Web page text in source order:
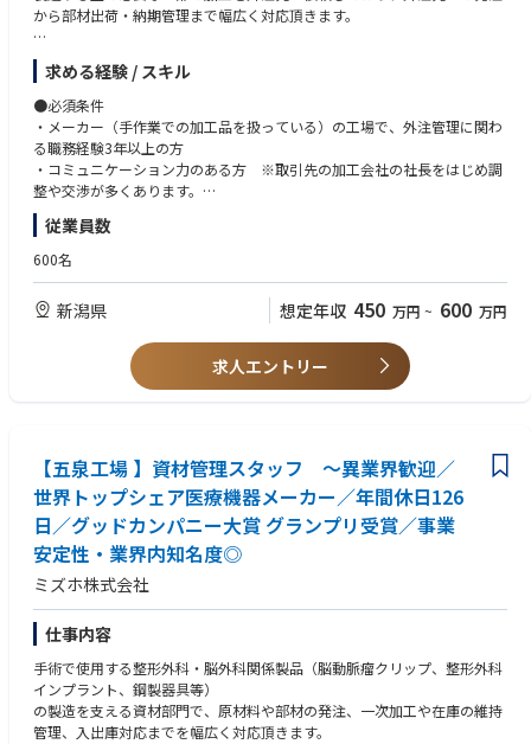
から部材出荷・納期管理まで幅広く対応頂きます。
【仕事の内容】
・取引先や外注先への見積依頼、価格交渉、発注書作成、納期管理、入庫
処理
・外注先への部材持ち込みのための梱包、搬入作業と引き取り など
※重量のある材料や部材を扱うため、男性を想定した採用になります。
（その他補足情報）
・五泉工場は主力製品である脳外科・整形外科関係製品を開発設計・製造
「脳動脈瘤クリップ」「整形外科インプラント」「鋼製器具」「人工関
節」等
・材料となる金属部材を仕入れて、機械や職人の手による加工により、最
終製品へ仕上げていく加工工場になります。
工場全体 241名 部門全体26名 内今回募集ポジション 6名（正社
員2名 パート4名）
日本から世界へ。当社の医療機器は、世界数十か国で採用されています。
人々の生命・健康を預かる医療現場でトップクラスシェアを持ち、"グロ
ーバル・スタンダード"として認められています。
１．世界初の全油圧式手術台 ～ 医療先進国である日本・アメリカで手術
台トップクラス・シェア
２．脳動脈瘤「杉田クリップ」 ～ 国内約70％・世界約40％のシェア、年
間10万個を世界50ヶ国へ供給
３．日本人の骨格に合わせた骨折や骨格矯正の治療用インプラント・プレ
求める経験 / スキル
●必須条件
・メーカー（手作業での加工品を扱っている）の工場で、外注管理に関わ
る職務経験3年以上の方
・コミュニケーション力のある方 ※取引先の加工会社の社長をはじめ調
整や交渉が多くあります。
・基本的なパソコンスキル（Word、Excel）がある方
●そのほか歓迎条件
域のメンタリティーになじめる方歓迎
従業員数
600名
新潟県 想定年収 450 万円 ~ 600 万円
求人エントリー
【五泉工場 】資材管理スタッフ ～異業界歓迎／
世界トップシェア医療機器メーカー／年間休日126
日／グッドカンパニー大賞 グランプリ受賞／事業
安定性・業界内知名度◎
ミズホ株式会社
仕事内容
手術で使用する整形外科・脳外科関係製品（脳動脈瘤クリップ、整形外科
インプラント、鋼製器具等）
の製造を支える資材部門で、原材料や部材の発注、一次加工や在庫の維持
管理、入出庫対応までを幅広く対応頂きます。